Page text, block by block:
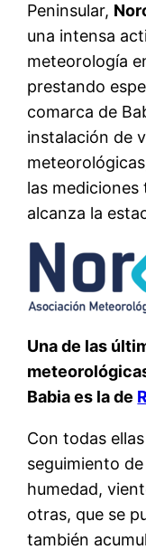
Peninsular,
una intensa
meteorología
prestando
comarca de
instalación de
las
alcanza la
Una de las
Babia es la de
Con todas
seguimiento
humedad,
otras, que se
también